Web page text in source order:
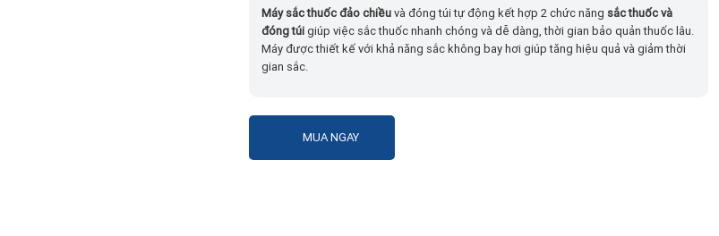
Máy sắc thuốc đảo chiềuvà đóng túi tự động kết hợp 2 chức năng sắc thuốc và
đóng túigiúp việc sắc thuốc nhanh chóng và dễ dàng, thời gian bảo quản thuốc lâu.
Máy được thiết kế với khả năng sắc không bay hơi giúp tăng hiệu quả và giảm thời
gian sắc.
MUA NGAY